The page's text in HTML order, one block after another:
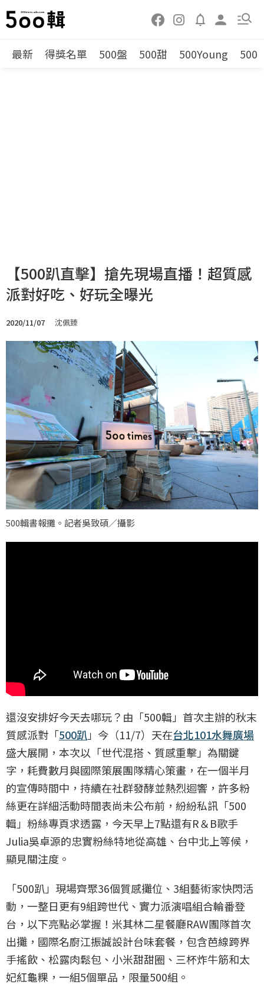
最新 得獎名單 500盤 500甜 500Young 500
【500趴直擊】搶先現場直播！超質感
派對好吃、好玩全曝光
2020/11/07 沈佩臻
500輯書報攤。記者吳致碩／攝影
還沒安排好今天去哪玩？由「500輯」首次主辦的秋末
質感派對「500趴 」今（11/7）天在台北101水舞廣場
盛大展開，本次以「世代混搭、質感重擊」為關鍵
字，耗費數月與國際策展團隊精心策畫，在一個半月
的宣傳時間中，持續在社群發酵並熱烈迴響，許多粉
絲更在詳細活動時間表尚未公布前，紛紛私訊「500
輯」粉絲專頁求透露，今天早上7點還有R＆B歌手
Julia吳卓源的忠實粉絲特地從高雄、台中北上等候，
顯見關注度。
「500趴」現場齊聚36個質感攤位、3組藝術家快閃活
動，一整日更有9組跨世代、實力派演唱組合輪番登
台，以下亮點必掌握！米其林二星餐廳RAW團隊首次
出攤，國際名廚江振誠設計台味套餐，包含芭線跨界
手搖飲、松露肉鬆包、小米甜甜圈、三杯炸牛筋和太
妃紅龜粿，一組5個單品，限量500組。